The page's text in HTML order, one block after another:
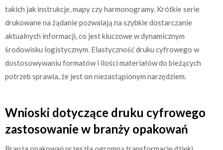
takich jak instrukcje, mapy czy harmonogramy. Krótkie serie
drukowane na żądanie pozwalają na szybkie dostarczanie
aktualnych informacji, co jest kluczowe w dynamicznym
środowisku logistycznym. Elastyczność druku cyfrowego w
dostosowywaniu formatów i ilości materiałów do bieżących
potrzeb sprawia, że jest on niezastąpionym narzędziem.
Wnioski dotyczące druku cyfrowego
zastosowanie w branży opakowań